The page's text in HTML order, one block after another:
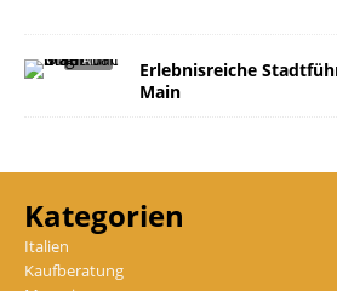
Erlebnisreiche
Main
Kategorien
Italien
Kaufberatung